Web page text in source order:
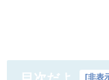
[非表